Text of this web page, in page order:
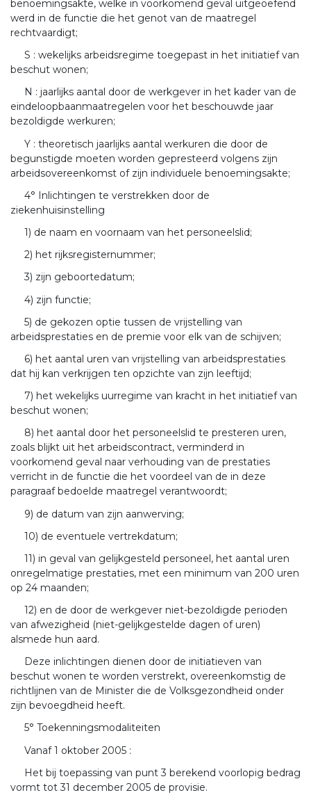
benoemingsakte, welke in voorkomend geval uitgeoefend
werd in de functie die het genot van de maatregel
rechtvaardigt;
S : wekelijks arbeidsregime toegepast in het initiatief van
beschut wonen;
N : jaarlijks aantal door de werkgever in het kader van de
eindeloopbaanmaatregelen voor het beschouwde jaar
bezoldigde werkuren;
Y : theoretisch jaarlijks aantal werkuren die door de
begunstigde moeten worden gepresteerd volgens zijn
arbeidsovereenkomst of zijn individuele benoemingsakte;
4° Inlichtingen te verstrekken door de
ziekenhuisinstelling
1) de naam en voornaam van het personeelslid;
2) het rijksregisternummer;
3) zijn geboortedatum;
4) zijn functie;
5) de gekozen optie tussen de vrijstelling van
arbeidsprestaties en de premie voor elk van de schijven;
6) het aantal uren van vrijstelling van arbeidsprestaties
dat hij kan verkrijgen ten opzichte van zijn leeftijd;
7) het wekelijks uurregime van kracht in het initiatief van
beschut wonen;
8) het aantal door het personeelslid te presteren uren,
zoals blijkt uit het arbeidscontract, verminderd in
voorkomend geval naar verhouding van de prestaties
verricht in de functie die het voordeel van de in deze
paragraaf bedoelde maatregel verantwoordt;
9) de datum van zijn aanwerving;
10) de eventuele vertrekdatum;
11) in geval van gelijkgesteld personeel, het aantal uren
onregelmatige prestaties, met een minimum van 200 uren
op 24 maanden;
12) en de door de werkgever niet-bezoldigde perioden
van afwezigheid (niet-gelijkgestelde dagen of uren)
alsmede hun aard.
Deze inlichtingen dienen door de initiatieven van
beschut wonen te worden verstrekt, overeenkomstig de
richtlijnen van de Minister die de Volksgezondheid onder
zijn bevoegdheid heeft.
5° Toekenningsmodaliteiten
Vanaf 1 oktober 2005 :
Het bij toepassing van punt 3 berekend voorlopig bedrag
vormt tot 31 december 2005 de provisie.